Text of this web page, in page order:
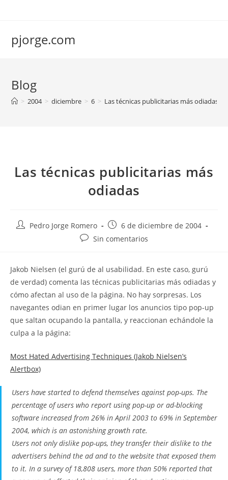
pjorge.com
Blog
> 2004 > diciembre > 6 > Las técnicas publicitarias más odiadas
Las técnicas publicitarias más
odiadas
AutorPedro Jorge Romero
Publicación
de
6 de diciembre de 2004
Comentarios
entrada:
Sin comentarios
Jakob Nielsen (el gurú de al usabilidad. En este caso, gurú
de verdad) comenta las técnicas publicitarias más odiadas y
cómo afectan al uso de la página. No hay sorpresas. Los
navegantes odian en primer lugar los anuncios tipo pop-up
que saltan ocupando la pantalla, y reaccionan echándole la
culpa a la página:
Most Hated Advertising Techniques (Jakob Nielsen’s
Alertbox)
Users have started to defend themselves against pop-ups. The
percentage of users who report using pop-up or ad-blocking
software increased from 26% in April 2003 to 69% in September
2004, which is an astonishing growth rate.
Users not only dislike pop-ups, they transfer their dislike to the
advertisers behind the ad and to the website that exposed them
to it. In a survey of 18,808 users, more than 50% reported that